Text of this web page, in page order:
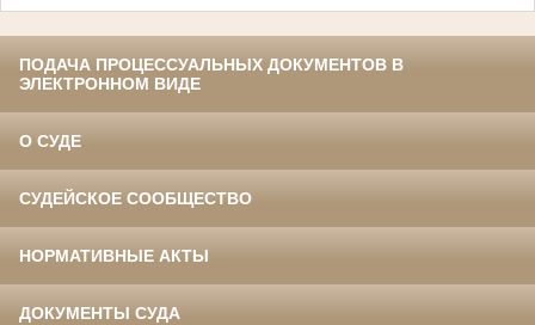
ПОДАЧА ПРОЦЕССУАЛЬНЫХ ДОКУМЕНТОВ В
ЭЛЕКТРОННОМ ВИДЕ
О СУДЕ
СУДЕЙСКОЕ СООБЩЕСТВО
НОРМАТИВНЫЕ АКТЫ
ДОКУМЕНТЫ СУДА